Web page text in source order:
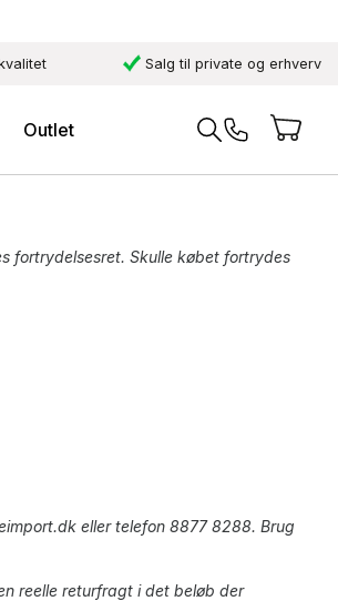
Salg til private og erhverv
Outlet
fortrydelsesret. Skulle købet fortrydes
eller telefon 8877 8288. Brug
reelle returfragt i det beløb der